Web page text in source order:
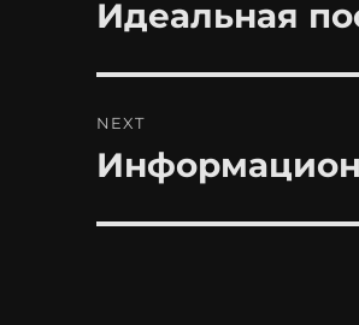
Previous
Идеальная
NEXT
Next